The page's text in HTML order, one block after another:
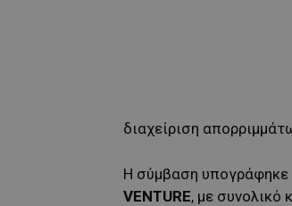
διαχείριση
Η σύμβαση υπογράφηκε
VENTURE, με συνολικό